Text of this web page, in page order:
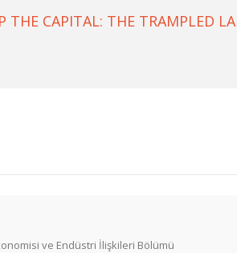
THE CAPITAL: THE TRAMPLED
ve Endüstri İlişkileri Bölümü